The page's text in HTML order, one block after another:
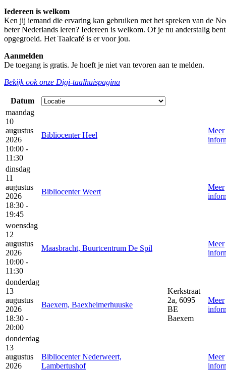
Iedereen is welkom
Ken jij iemand die ervaring kan gebruiken met het spreken van de
beter Nederlands leren? Iedereen is welkom. Of je nu anderstalig
opgegroeid. Het Taalcafé is er voor jou.
Aanmelden
De toegang is gratis. Je hoeft je niet van tevoren aan te melden.
Bekijk ook onze Digi-taalhuispagina
Datum
maandag
10
augustus
2026
10:00 -
11:30
Bibliocenter Heel
Meer
dinsdag
11
augustus
2026
18:30 -
19:45
Bibliocenter Weert
Meer
woensdag
12
augustus
2026
10:00 -
11:30
Maasbracht, Buurtcentrum De Spil
Meer
donderdag
13
augustus
2026
18:30 -
20:00
Baexem, Baexheimerhuuske
Kerkstraat
2a, 6095
BE
Baexem
Meer
donderdag
13
augustus
2026
Bibliocenter Nederweert,
Lambertushof
Meer